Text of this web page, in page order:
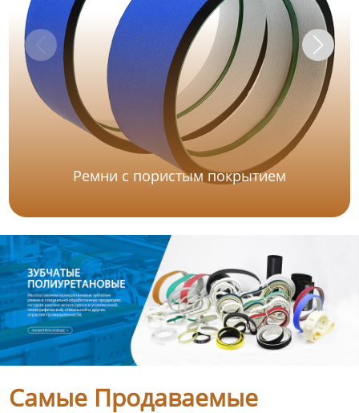
Ремни с пористым покрытием
Самые Продаваемые